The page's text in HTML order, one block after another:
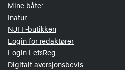
Mine båter
Inatur
NJFF-butikken
Login for redaktører
Login LetsReg
Digitalt aversjonsbevis